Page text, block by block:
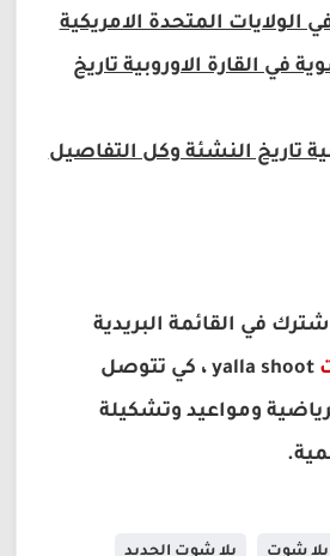
الولايات المتحدة الامريكية
في القارة الاوروبية تاريخ
تاريخ النشئة وكل التفاصيل
في القائمة البريدية
yalla shoot ، كي تتوصل
ومواعيد وتشكيلة
يلا شوت يلا شوت الجديد